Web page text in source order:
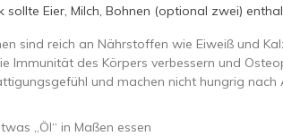
sollte Eier, Milch, Bohnen (optional zwei)
sind reich an Nährstoffen wie Eiweiß und
Immunität des Körpers verbessern und
und machen nicht hungrig nach
„Öl“ in Maßen essen